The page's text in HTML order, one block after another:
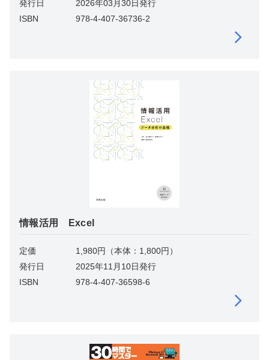
発行日
2026年03月30日発行
ISBN
978-4-407-36736-2
情報活用 Excel
定価
1,980円（本体：1,800円）
発行日
2025年11月10日発行
ISBN
978-4-407-36598-6